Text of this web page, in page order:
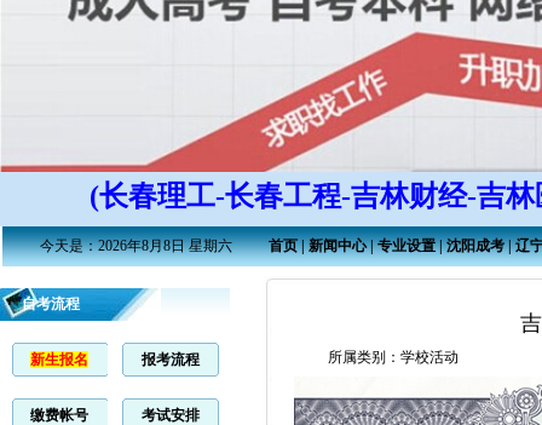
(长春理工-长春工程-吉林财经-吉
今天是：2026年8月8日 星期六 首页|新闻中心|专业设置|沈阳成考|辽
自考流程
新生报名 报考流程
缴费帐号 考试安排
所属类别： 学校活动